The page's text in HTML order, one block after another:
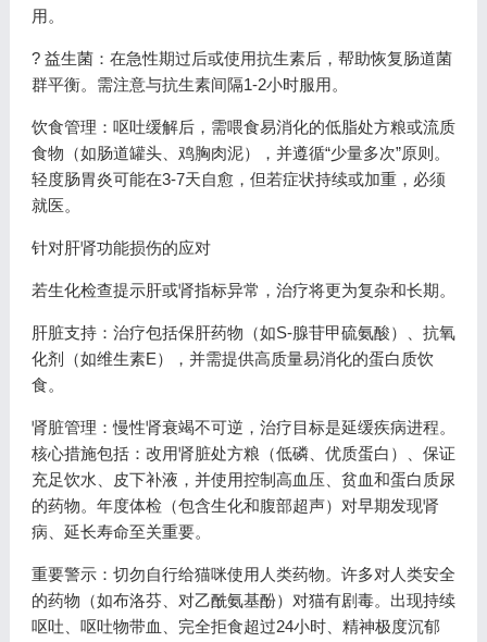
用。
? 益生菌：在急性期过后或使用抗生素后，帮助恢复肠道菌
群平衡。需注意与抗生素间隔1-2小时服用。
饮食管理：呕吐缓解后，需喂食易消化的低脂处方粮或流质
食物（如肠道罐头、鸡胸肉泥），并遵循“少量多次”原则。
轻度肠胃炎可能在3-7天自愈，但若症状持续或加重，必须
就医。
针对肝肾功能损伤的应对
若生化检查提示肝或肾指标异常，治疗将更为复杂和长期。
肝脏支持：治疗包括保肝药物（如S-腺苷甲硫氨酸）、抗氧
化剂（如维生素E），并需提供高质量易消化的蛋白质饮
食。
肾脏管理：慢性肾衰竭不可逆，治疗目标是延缓疾病进程。
核心措施包括：改用肾脏处方粮（低磷、优质蛋白）、保证
充足饮水、皮下补液，并使用控制高血压、贫血和蛋白质尿
的药物。年度体检（包含生化和腹部超声）对早期发现肾
病、延长寿命至关重要。
重要警示：切勿自行给猫咪使用人类药物。许多对人类安全
的药物（如布洛芬、对乙酰氨基酚）对猫有剧毒。出现持续
呕吐、呕吐物带血、完全拒食超过24小时、精神极度沉郁